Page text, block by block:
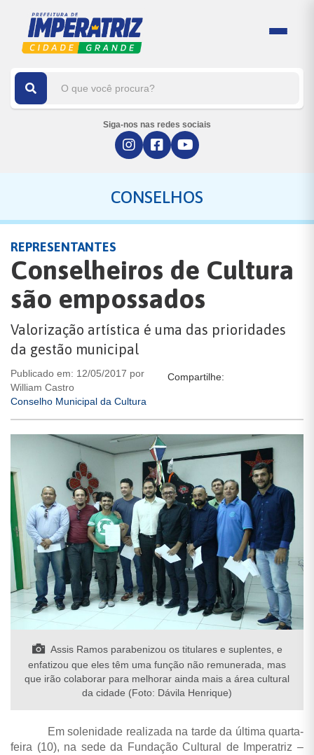
Siga-nos nas redes sociais
CONSELHOS
REPRESENTANTES
Conselheiros de Cultura
são empossados
Valorização artística é uma das prioridades
da gestão municipal
Publicado em: 12/05/2017 por
William Castro
Conselho Municipal da Cultura
Compartilhe:
Assis Ramos parabenizou os titulares e suplentes, e
enfatizou que eles têm uma função não remunerada, mas
que irão colaborar para melhorar ainda mais a área cultural
da cidade (Foto: Dávila Henrique)
Em solenidade realizada na tarde da última quarta-
feira (10), na sede da Fundação Cultural de Imperatriz –